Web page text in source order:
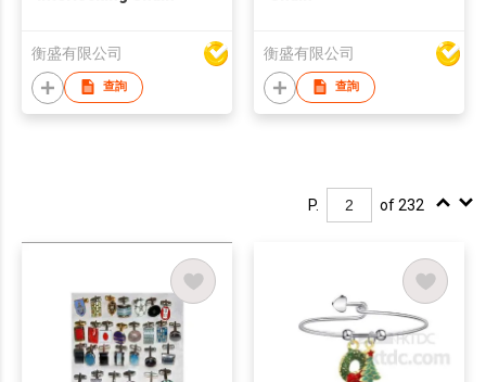
衡盛有限公司
查詢
衡盛有限公司
查詢
P. of 232